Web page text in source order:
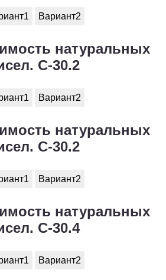
Вариант2
натуральных
С-30.2
Вариант2
натуральных
С-30.2
Вариант2
натуральных
С-30.4
Вариант2